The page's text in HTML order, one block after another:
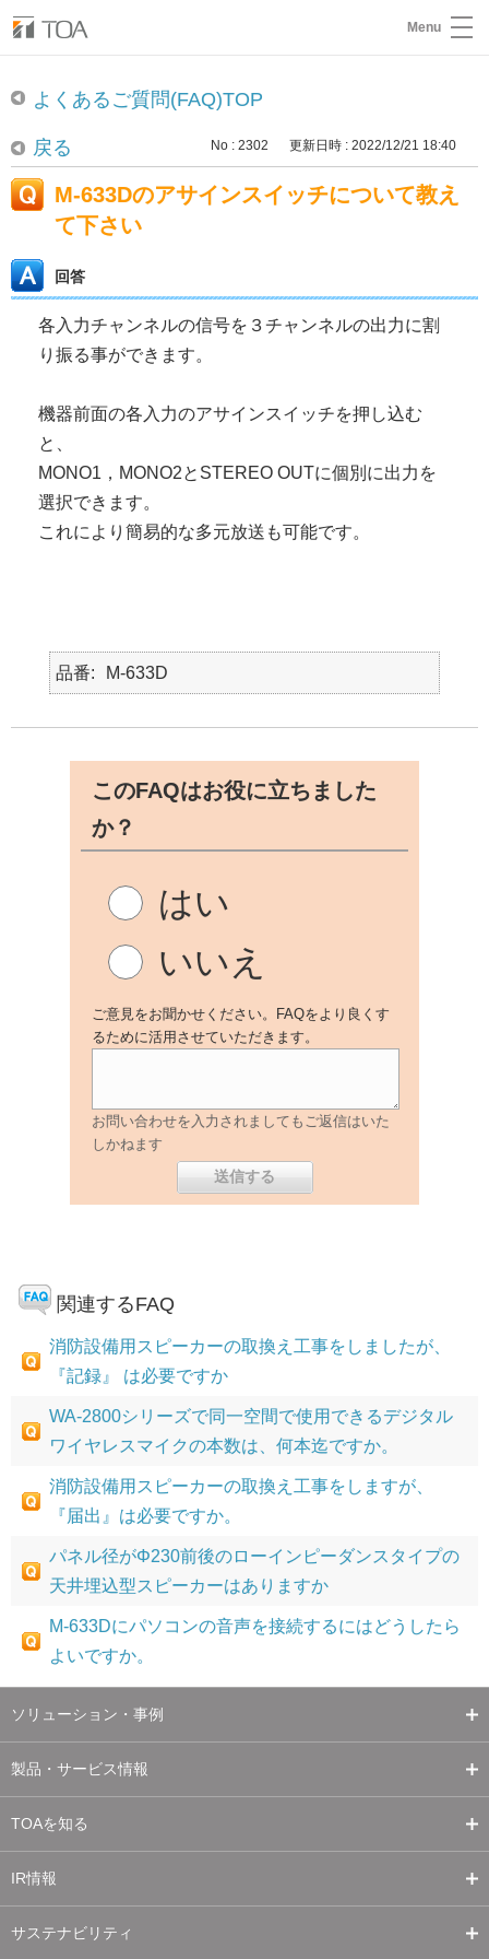
Menu
よくあるご質問(FAQ)TOP
戻る No : 2302 更新日時 : 2022/12/21 18:40
M-633Dのアサインスイッチについて教え
て下さい
回答
各入力チャンネルの信号を３チャンネルの出力に割
り振る事ができます。
機器前面の各入力のアサインスイッチを押し込む
と、
MONO1，MONO2とSTEREO OUTに個別に出力を
選択できます。
これにより簡易的な多元放送も可能です。
品番 M-633D
このFAQはお役に立ちました
か？
はい
いいえ
ご意見をお聞かせください。FAQをより良くす
るために活用させていただきます。
お問い合わせを入力されましてもご返信はいた
しかねます
関連するFAQ
消防設備用スピーカーの取換え工事をしましたが、
『記録』 は必要ですか
WA-2800シリーズで同一空間で使用できるデジタル
ワイヤレスマイクの本数は、何本迄ですか。
消防設備用スピーカーの取換え工事をしますが、
『届出』は必要ですか。
パネル径がΦ230前後のローインピーダンスタイプの
天井埋込型スピーカーはありますか
M-633Dにパソコンの音声を接続するにはどうしたら
よいですか。
ソリューション・事例
製品・サービス情報
TOAを知る
IR情報
サステナビリティ